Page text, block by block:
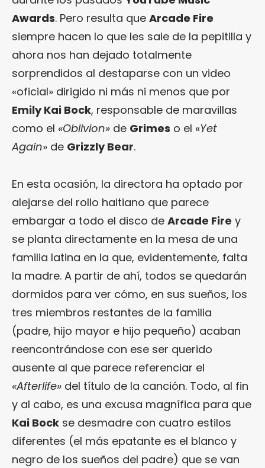
Awards. Pero resulta que Arcade Fire
siempre hacen lo que les sale de la pepitilla y
ahora nos han dejado totalmente
sorprendidos al destaparse con un video
«oficial» dirigido ni más ni menos que por
Emily Kai Bock, responsable de maravillas
como el «Oblivion» de Grimes o el «Yet
Again» de Grizzly Bear.
En esta ocasión, la directora ha optado por
alejarse del rollo haitiano que parece
embargar a todo el disco de Arcade Fire y
se planta directamente en la mesa de una
familia latina en la que, evidentemente, falta
la madre. A partir de ahí, todos se quedarán
dormidos para ver cómo, en sus sueños, los
tres miembros restantes de la familia
(padre, hijo mayor e hijo pequeño) acaban
reencontrándose con ese ser querido
ausente al que parece referenciar el
«Afterlife» del título de la canción. Todo, al fin
y al cabo, es una excusa magnífica para que
Kai Bock se desmadre con cuatro estilos
diferentes (el más epatante es el blanco y
negro de los sueños del padre) que se van